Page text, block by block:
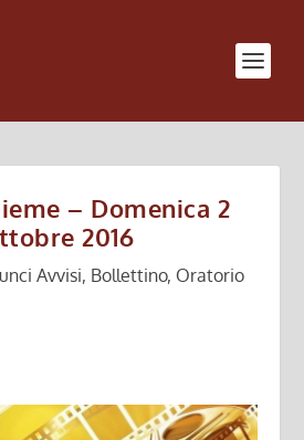
– Domenica 2
2016
Avvisi, Bollettino, Oratorio